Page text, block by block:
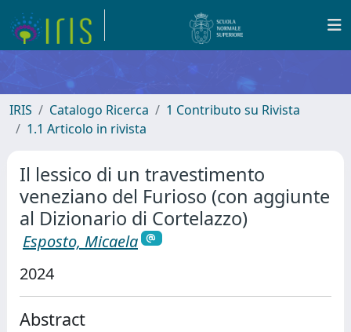
IRIS Catalogo Ricerca
1 Contributo su Rivista
1.1 Articolo in rivista
Il lessico di un travestimento
veneziano del Furioso (con aggiunte
al Dizionario di Cortelazzo)
Esposto, Micaela
2024
Abstract